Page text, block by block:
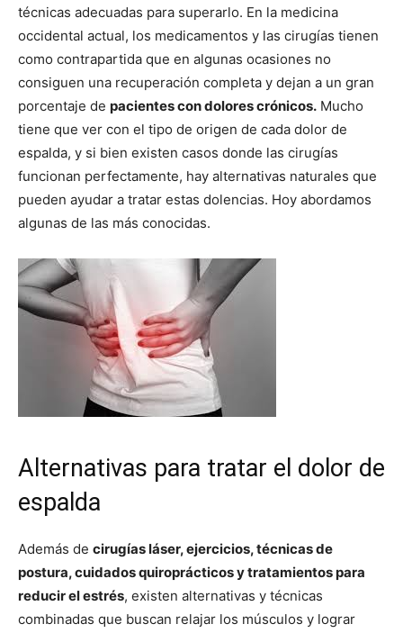
técnicas adecuadas para superarlo. En la medicina
occidental actual, los medicamentos y las cirugías tienen
como contrapartida que en algunas ocasiones no
consiguen una recuperación completa y dejan a un gran
porcentaje de pacientes con dolores crónicos. Mucho
tiene que ver con el tipo de origen de cada dolor de
espalda, y si bien existen casos donde las cirugías
funcionan perfectamente, hay alternativas naturales que
pueden ayudar a tratar estas dolencias. Hoy abordamos
algunas de las más conocidas.
Alternativas para tratar el dolor de
espalda
Además de cirugías láser, ejercicios, técnicas de
postura, cuidados quiroprácticos y tratamientos para
reducir el estrés, existen alternativas y técnicas
combinadas que buscan relajar los músculos y lograr